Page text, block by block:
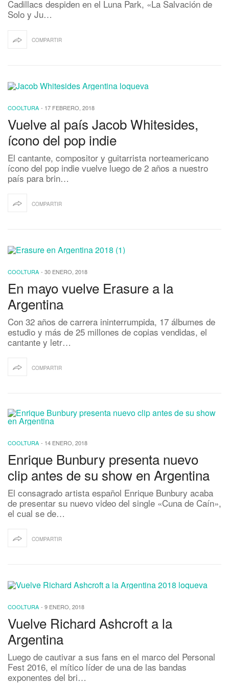
Cadillacs despiden en el Luna Park, «La Salvación de
Solo y Ju…
COMPARTIR
COOLTURA - 17 FEBRERO, 2018
Vuelve al país Jacob Whitesides,
ícono del pop indie
El cantante, compositor y guitarrista norteamericano
ícono del pop indie vuelve luego de 2 años a nuestro
país para brin…
COMPARTIR
COOLTURA - 30 ENERO, 2018
En mayo vuelve Erasure a la
Argentina
Con 32 años de carrera ininterrumpida, 17 álbumes de
estudio y más de 25 millones de copias vendidas, el
cantante y letr…
COMPARTIR
COOLTURA - 14 ENERO, 2018
Enrique Bunbury presenta nuevo
clip antes de su show en Argentina
El consagrado artista español Enrique Bunbury acaba
de presentar su nuevo video del single «Cuna de Caín»,
el cual se de…
COMPARTIR
COOLTURA - 9 ENERO, 2018
Vuelve Richard Ashcroft a la
Argentina
Luego de cautivar a sus fans en el marco del Personal
Fest 2016, el mítico líder de una de las bandas
exponentes del bri…